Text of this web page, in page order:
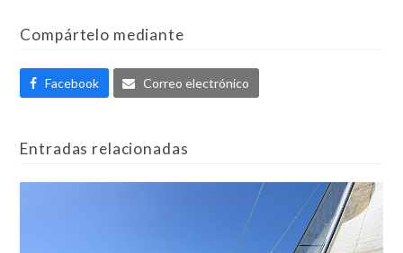
Compártelo mediante
Facebook Correo electrónico
Entradas relacionadas